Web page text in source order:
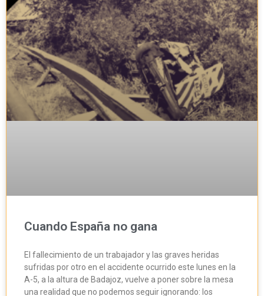
Cuando España no gana
El fallecimiento de un trabajador y las graves heridas
sufridas por otro en el accidente ocurrido este lunes en la
A-5, a la altura de Badajoz, vuelve a poner sobre la mesa
una realidad que no podemos seguir ignorando: los